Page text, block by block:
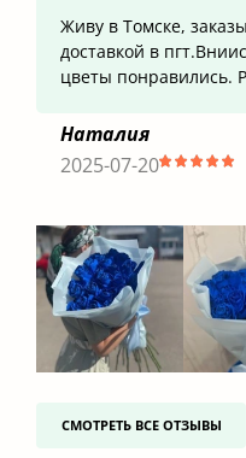
Живу в Томске,
доставкой в
цветы понравились.
Наталия
2025-07-20
СМОТРЕТЬ ВСЕ ОТЗЫВЫ